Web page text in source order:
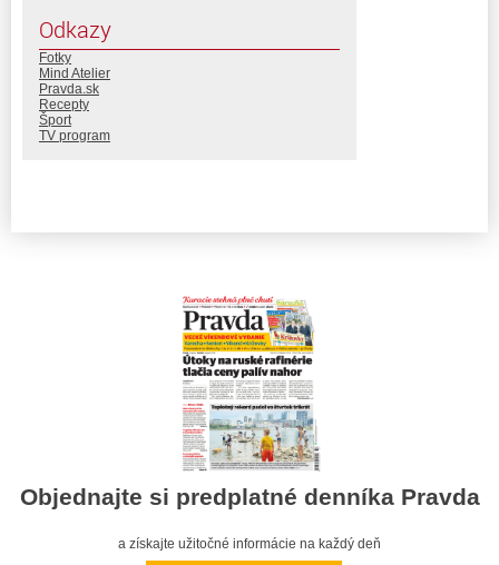
Odkazy
Fotky
Mind Atelier
Pravda.sk
Recepty
Šport
TV program
Objednajte si predplatné denníka Pravda
a získajte užitočné informácie na každý deň